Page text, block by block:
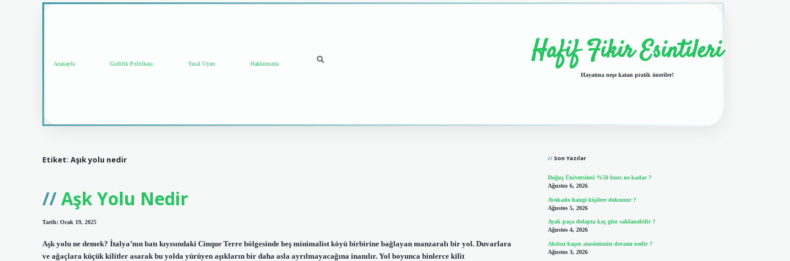
Anasayfa Gizlilik Politikası Yasal Uyarı Hakkımızda Hafif Fikir Esintileri
Hayatına neşe katan pratik öneriler!
Etiket: Aşık yolu nedir
Aşk Yolu Nedir
Tarih: Ocak 19, 2025
Aşk yolu ne demek? İtalya’nın batı kıyısındaki Cinque Terre bölgesinde beş minimalist köyü birbirine bağlayan manzaralı bir yol. Duvarlara
ve ağaçlara küçük kilitler asarak bu yolda yürüyen aşıkların bir daha asla ayrılmayacağına inanılır. Yol boyunca binlerce kilit
Son Yazılar
Doğuş Üniversitesi %50 burs ne kadar ?
Ağustos 6, 2026
Avokado hangi kişilere dokunur ?
Ağustos 5, 2026
Ayak paça dolapta kaç gün saklanabilir ?
Ağustos 4, 2026
Akılsız başın atasözünün devamı nedir ?
Ağustos 3, 2026